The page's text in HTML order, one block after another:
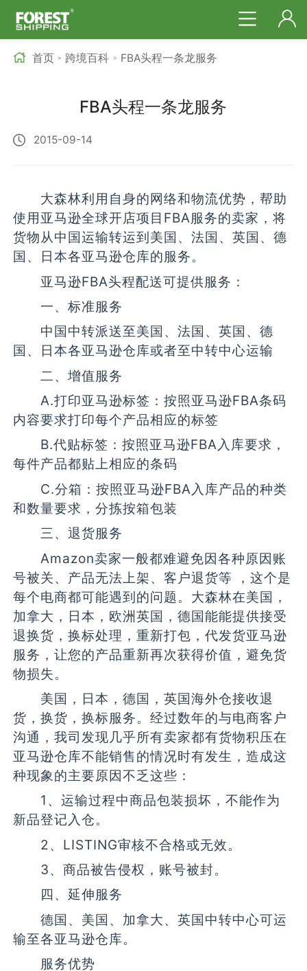
首页 > 跨境百科 > FBA头程一条龙服务
FBA头程一条龙服务
2015-09-14
大森林利用自身的网络和物流优势，帮助
使用亚马逊全球开店项目FBA服务的卖家，将
货物从中国运输转运到美国、法国、英国、德
国、日本各亚马逊仓库的服务。
亚马逊FBA头程配送可提供服务：
一、标准服务
中国中转派送至美国、法国、英国、德
国、日本各亚马逊仓库或者至中转中心运输
二、增值服务
A.打印亚马逊标签：按照亚马逊FBA条码
内容要求打印每个产品相应的标签
B.代贴标签：按照亚马逊FBA入库要求，
每件产品都贴上相应的条码
C.分箱：按照亚马逊FBA入库产品的种类
和数量要求，分拣按箱包装
三、退货服务
Amazon卖家一般都难避免因各种原因账
号被关、产品无法上架、客户退货等 ，这个是
每个电商都可能遇到的问题。大森林在美国，
加拿大，日本，欧洲英国，德国能能提供接受
退换货，换标处理，重新打包，代发货亚马逊
服务，让您的产品重新再次获得价值，避免货
物损失。
美国，日本，德国，英国海外仓接收退
货，换货，换标服务。经过数年的与电商客户
沟通，我司发现几乎所有卖家都有货物积压在
亚马逊仓库不能销售的情况时有发生，造成这
种现象的主要原因不乏这些：
1、运输过程中商品包装损坏，不能作为
新品登记入仓。
2、LISTING审核不合格或无效。
3、商品被告侵权，账号被封。
四、延伸服务
德国、美国、加拿大、英国中转中心可运
输至各亚马逊仓库。
服务优势